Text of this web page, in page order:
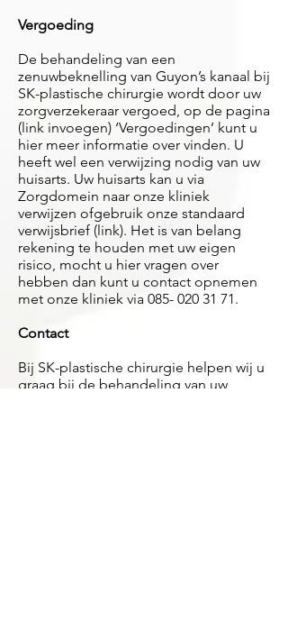
Vergoeding
De behandeling van een
zenuwbeknelling van Guyon’s kanaal bij
SK-plastische chirurgie wordt door uw
zorgverzekeraar vergoed, op de pagina
(link invoegen) ‘Vergoedingen’ kunt u
hier meer informatie over vinden. U
heeft wel een verwijzing nodig van uw
huisarts. Uw huisarts kan u via
Zorgdomein naar onze kliniek
verwijzen ofgebruik onze standaard
verwijsbrief (link). Het is van belang
rekening te houden met uw eigen
risico, mocht u hier vragen over
hebben dan kunt u contact opnemen
met onze kliniek via 085- 020 31 71.
Contact
Bij SK-plastische chirurgie helpen wij u
graag bij de behandeling van uw